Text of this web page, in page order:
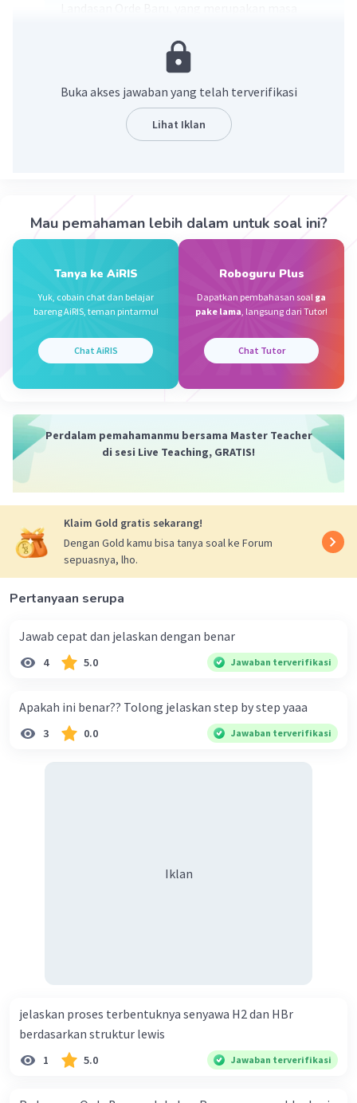
terdiri dari landasan ideal, konstitusional, dan
Landasan Ideal: Merujuk pada Pancasila,
yang merupakan ideologi dasar negara
Indonesia
Baru
Landasan Operasional
: Merujuk pada TAP
keputusan yang diambil oleh Majelis
Permusyawaratan Rakyat
Sementara/Majelis Permusyawaratan
masa itu
29 Januari 2024 10:18
orde baru lahir dari diterbitkannya surat
perintah sebelas maret (supersemar) pada
tahun 1966.
Beri Rating
Buka akses jawaban yang telah terverifikasi
Lihat Iklan
Mau pemahaman lebih dalam untuk soal ini?
Tanya ke AiRIS
Yuk, cobain chat dan belajar
bareng AiRIS, teman pintarmu!
Chat AiRIS
Roboguru Plus
Dapatkan pembahasan soal ga
pake lama, langsung dari Tutor!
Chat Tutor
Perdalam pemahamanmu bersama Master Teacher
di sesi Live Teaching, GRATIS!
Klaim Gold gratis sekarang!
Dengan Gold kamu bisa tanya soal ke Forum
sepuasnya, lho.
Pertanyaan serupa
Jawab cepat dan jelaskan dengan benar
4 5.0 Jawaban terverifikasi
Apakah ini benar?? Tolong jelaskan step by step yaaa
3 0.0 Jawaban terverifikasi
Iklan
jelaskan proses terbentuknya senyawa H2 dan HBr
berdasarkan struktur lewis
1 5.0 Jawaban terverifikasi